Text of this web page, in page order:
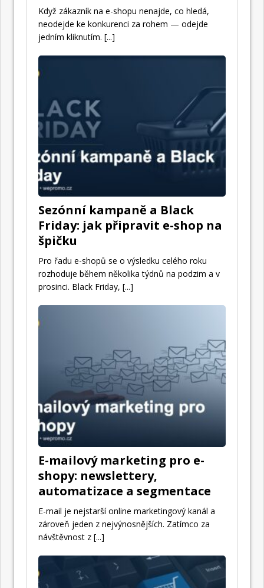
Když zákazník na e-shopu nenajde, co hledá,
neodejde ke konkurenci za rohem — odejde
jedním kliknutím. [...]
Sezónní kampaně a Black
Friday: jak připravit e-shop na
špičku
Pro řadu e-shopů se o výsledku celého roku
rozhoduje během několika týdnů na podzim a v
prosinci. Black Friday, [...]
E-mailový marketing pro e-
shopy: newslettery,
automatizace a segmentace
E-mail je nejstarší online marketingový kanál a
zároveň jeden z nejvýnosnějších. Zatímco za
návštěvnost z [...]